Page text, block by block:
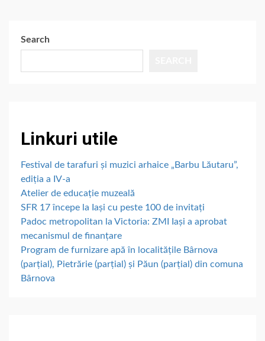
Search
Linkuri utile
Festival de tarafuri și muzici arhaice „Barbu Lăutaru”,
ediția a IV-a
Atelier de educație muzeală
SFR 17 începe la Iași cu peste 100 de invitați
Padoc metropolitan la Victoria: ZMI Iași a aprobat
mecanismul de finanțare
Program de furnizare apă în localitățile Bârnova
(parțial), Pietrărie (parțial) și Păun (parțial) din comuna
Bârnova